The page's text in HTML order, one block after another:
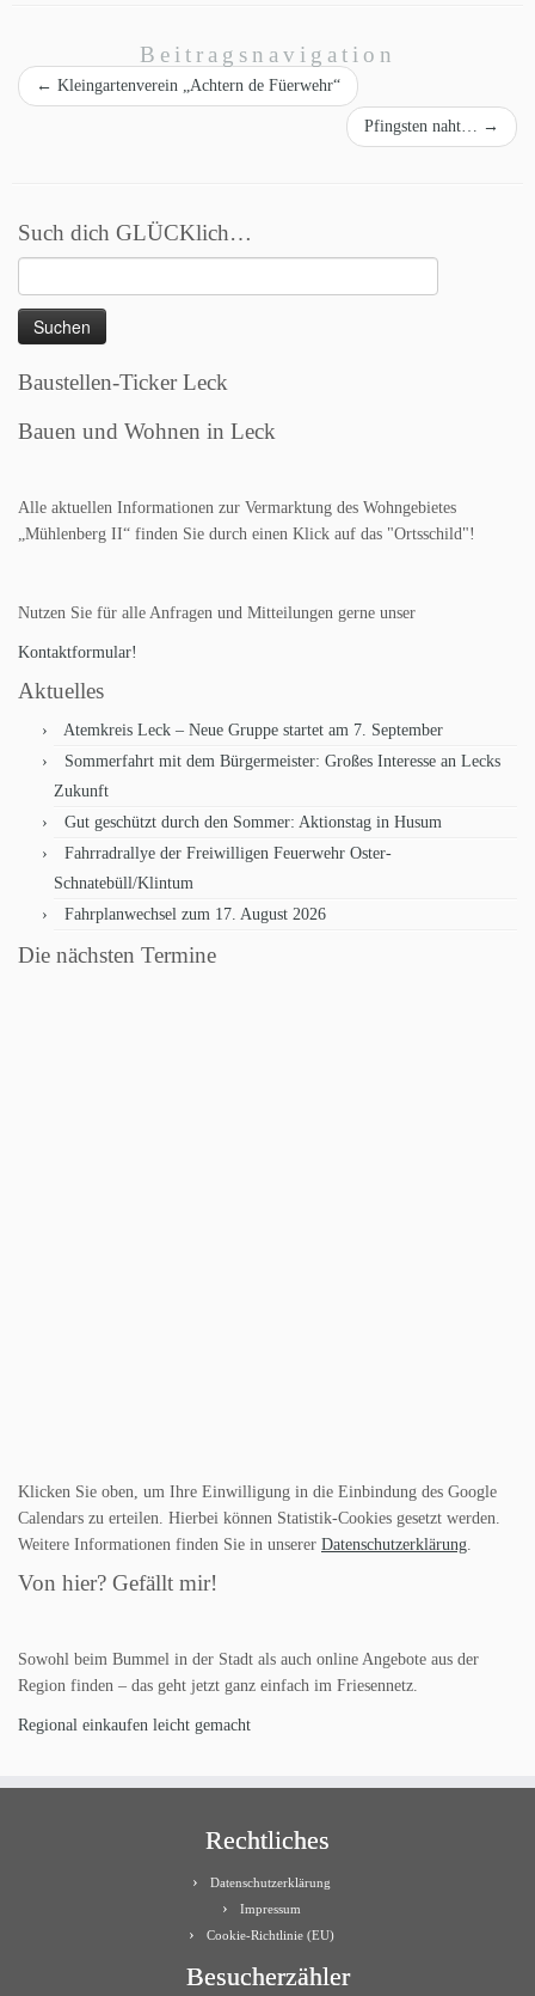
Beitragsnavigation
← Kleingartenverein „Achtern de Füerwehr“
Pfingsten naht… →
Such dich GLÜCKlich…
nach:
Baustellen-Ticker Leck
Bauen und Wohnen in Leck
Alle aktuellen Informationen zur Vermarktung des Wohngebietes
„Mühlenberg II“ finden Sie durch einen Klick auf das "Ortsschild"!
Nutzen Sie für alle Anfragen und Mitteilungen gerne unser
Kontaktformular!
Aktuelles
Atemkreis Leck – Neue Gruppe startet am 7. September
Sommerfahrt mit dem Bürgermeister: Großes Interesse an Lecks
Zukunft
Gut geschützt durch den Sommer: Aktionstag in Husum
Fahrradrallye der Freiwilligen Feuerwehr Oster-
Schnatebüll/Klintum
Fahrplanwechsel zum 17. August 2026
Die nächsten Termine
Klicken Sie oben, um Ihre Einwilligung in die Einbindung des Google
Calendars zu erteilen. Hierbei können Statistik-Cookies gesetzt werden.
Weitere Informationen finden Sie in unserer Datenschutzerklärung.
Von hier? Gefällt mir!
Sowohl beim Bummel in der Stadt als auch online Angebote aus der
Region finden – das geht jetzt ganz einfach im Friesennetz.
Regional einkaufen leicht gemacht
Rechtliches
Datenschutzerklärung
Impressum
Cookie-Richtlinie (EU)
Besucherzähler